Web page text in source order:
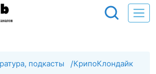
подкасты /КрипоКлондайк